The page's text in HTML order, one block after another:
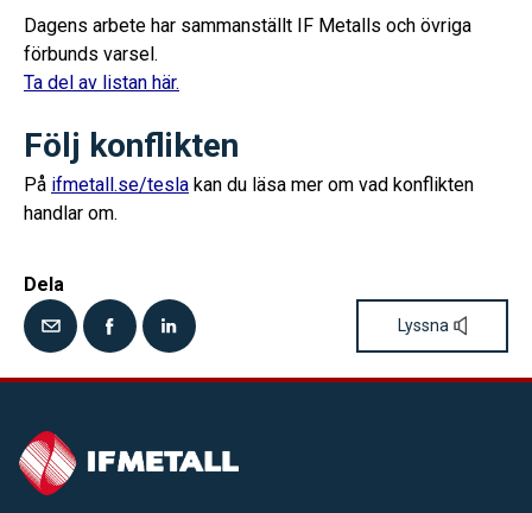
Dagens arbete har sammanställt IF Metalls och övriga
förbunds varsel.
Ta del av listan här.
Följ konflikten
På ifmetall.se/tesla kan du läsa mer om vad konflikten
handlar om.
Dela
Lyssna